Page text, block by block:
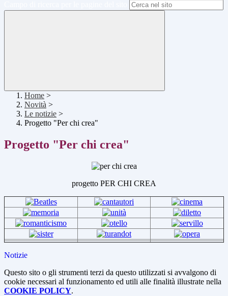
Home >
Novità >
Le notizie >
Progetto "Per chi crea"
Progetto "Per chi crea"
progetto PER CHI CREA
Notizie
Questo sito o gli strumenti terzi da questo utilizzati si avvalgono di
cookie necessari al funzionamento ed utili alle finalità illustrate nella
COOKIE POLICY.